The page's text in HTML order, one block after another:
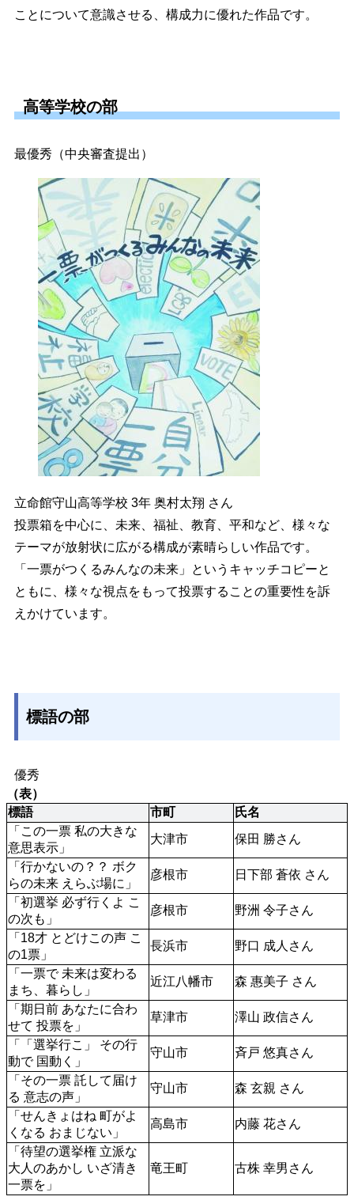
ことについて意識させる、構成力に優れた作品です。
高等学校の部
最優秀（中央審査提出）
立命館守山高等学校 3年 奥村太翔 さん
投票箱を中心に、未来、福祉、教育、平和など、様々な
テーマが放射状に広がる構成が素晴らしい作品です。
「一票がつくるみんなの未来」というキャッチコピーと
ともに、様々な視点をもって投票することの重要性を訴
えかけています。
標語の部
優秀
（表）
標語
市町
氏名
「この一票 私の大きな
意思表示」
大津市 保田 勝さん
「行かないの？？ ボク
らの未来 えらぶ場に」
彦根市 日下部 蒼依 さん
「初選挙 必ず行くよ こ
の次も」
彦根市 野洲 令子さん
「18才 とどけこの声 こ
の1票」
長浜市 野口 成人さん
「一票で 未来は変わる
まち、暮らし」
近江八幡市 森 惠美子 さん
「期日前 あなたに合わ
せて 投票を」
草津市 澤山 政信さん
「「選挙行こ」 その行
動で 国動く」
守山市 斉戸 悠真さん
「その一票 託して届け
る 意志の声」
守山市 森 玄親 さん
「せんきょはね 町がよ
くなる おまじない」
高島市 内藤 花さん
「待望の選挙権 立派な
大人のあかし いざ清き
一票を」
竜王町 古株 幸男さん